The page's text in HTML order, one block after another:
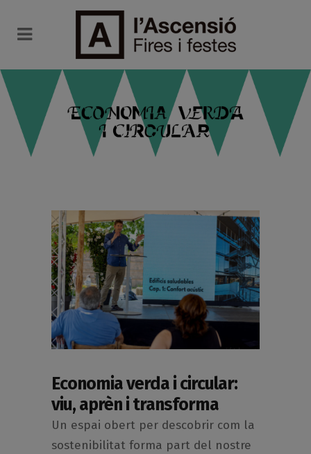
Economia verda i circular:
viu, aprèn i transforma
Un espai obert per descobrir com la
sostenibilitat forma part del nostre